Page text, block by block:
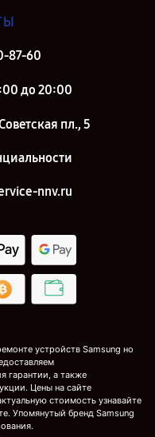
87-60
до 20:00
пл., 5
nnv.ru
устройств Samsung но
гарантии, а также
Цены на сайте
стоимость узнавайте
Упомянутый бренд Samsung